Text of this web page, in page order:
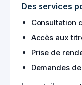
Des services
Consultation
Accès aux
Prise de
Demandes